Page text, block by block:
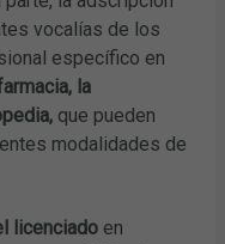
vocalías de los
específico en
, la
que pueden
modalidades de
licenciado en